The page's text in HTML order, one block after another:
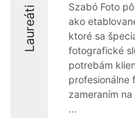
Laureáti
Szabó Foto
ako
ktoré sa
fotografické
potrebám
profesionálne
zameraním
...